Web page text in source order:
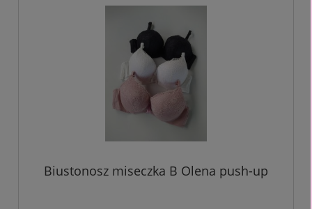
Biustonosz miseczka B Olena push-up